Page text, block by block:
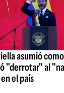
asumió
"derrotar" al
el país